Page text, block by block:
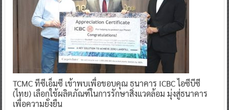
TCMC ทีซีเอ็มซี เข้าพบเพื่อขอบคุณ ธนาคาร ICBC ไอซีบีซี
(ไทย) เลือกใช้ผลิตภัณฑ์ในการรักษาสิ่งแวดล้อม มุ่งสู่ธนาคาร
เพื่อความยั่งยืน